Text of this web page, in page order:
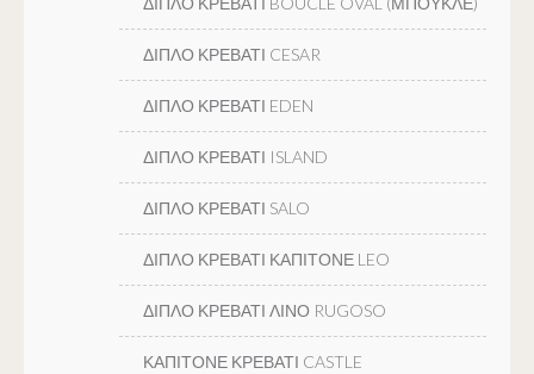
ΔΙΠΛΟ ΚΡΕΒΑΤΙ CESAR
ΔΙΠΛΟ ΚΡΕΒΑΤΙ EDEN
ΔΙΠΛΟ ΚΡΕΒΑΤΙ ISLAND
ΔΙΠΛΟ ΚΡΕΒΑΤΙ SALO
ΔΙΠΛΟ ΚΡΕΒΑΤΙ ΚΑΠΙΤΟΝΕ LEO
ΔΙΠΛΟ ΚΡΕΒΑΤΙ ΛΙΝΟ RUGOSO
ΚΑΠΙΤΟΝΕ ΚΡΕΒΑΤΙ CASTLE